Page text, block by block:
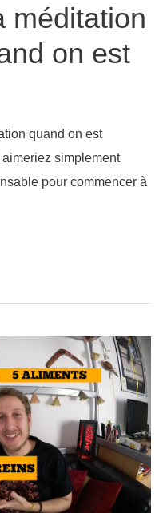
méditation
on est
quand on est
simplement
pour commencer à